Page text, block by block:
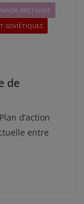
BRETAGNE
SOVIÉTIQUES
de
d’action
entre